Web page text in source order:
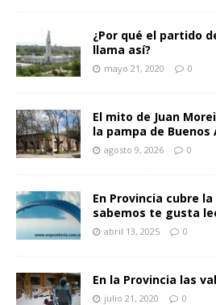
¿Por qué el partido
llama así?
mayo 21, 2020 0
El mito de Juan
la pampa de Buenos
agosto 9, 2026 0
En Provincia cubre
sabemos te gusta
abril 13, 2025 0
En la Provincia las
julio 21, 2020 0